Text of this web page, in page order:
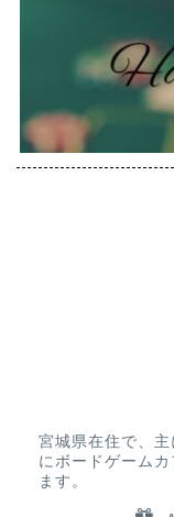
宮城県在住で、
にボードゲーム
ます。